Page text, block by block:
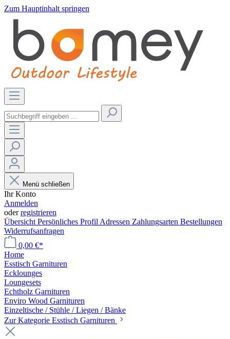
Zum Hauptinhalt springen
Menü schließen
Ihr Konto
Anmelden
oderregistrieren
Übersicht Persönliches Profil Adressen Zahlungsarten Bestellungen
Widerrufsanfragen
0,00 €*
Home
Esstisch Garnituren
Ecklounges
Loungesets
Echtholz Garnituren
Enviro Wood Garnituren
Einzeltische / Stühle / Liegen / Bänke
Zur Kategorie Esstisch Garnituren